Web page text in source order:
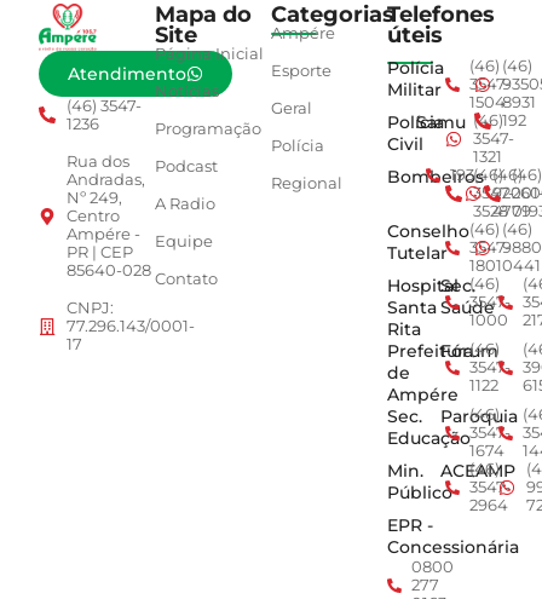
Atendimento
(46) 3547-
1236
Rua dos
Andradas,
Nº 249,
Centro
Ampére -
PR | CEP
85640-028
CNPJ:
77.296.143/0001-
17
Mapa do
Site
Página Inicial
Notícias
Programação
Podcast
A Radio
Equipe
Contato
Categorias
Ampére
Esporte
Geral
Polícia
Regional
Telefones
úteis
Polícia
Militar
(46)
3547-
1504
(46)
8931
Polícia
Civil
Samu (46)
3547-
1321
192
Bombeiros
193(46)
3547-
3528
(46)
4779
(46)
Conselho
Tutelar
(46)
3547-
1801
(46)
0441
Hospital
Santa
Rita
Sec.
Saúde
(46)
3547-
1000
Prefeitura
de
Ampére
Fórum
(46)
3547-
1122
Sec.
Educação
Paroquia
(46)
3547-
1674
Min.
Público
ACEAMP
(46)
3547-
2964
EPR -
Concessionária
0800
277